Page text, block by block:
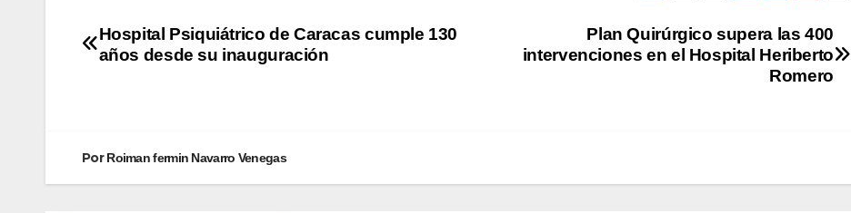
Plan Quirúrgico supera las 400
intervenciones en el Hospital Heriberto
Romero
Hospital Psiquiátrico de Caracas cumple 130
años desde su inauguración
PorRoiman fermin Navarro Venegas